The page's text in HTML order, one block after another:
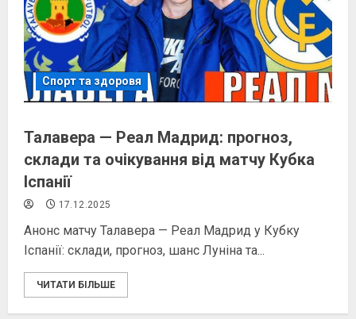
Спорт та здоровя
Талавера — Реал Мадрид: прогноз,
склади та очікування від матчу Кубка
Іспанії
17.12.2025
Анонс матчу Талавера — Реал Мадрид у Кубку
Іспанії: склади, прогноз, шанс Луніна та...
ЧИТАТИ БІЛЬШЕ